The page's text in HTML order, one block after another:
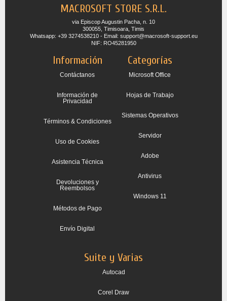
MACROSOFT STORE S.R.L.
via Episcop Augustin Pacha, n. 10
300055, Timisoara, Timis
Whatsapp: +39 3274538210 - Email: support@macrosoft-support.eu
NIF: RO45281950
Información
Contáctanos
Información de
Privacidad
Términos & Condiciones
Uso de Cookies
Asistencia Técnica
Devoluciones y
Reembolsos
Métodos de Pago
Envío Digital
Categorías
Microsoft Office
Hojas de Trabajo
Sistemas Operativos
Servidor
Adobe
Antivirus
Windows 11
Suite y Varias
Autocad
Corel Draw